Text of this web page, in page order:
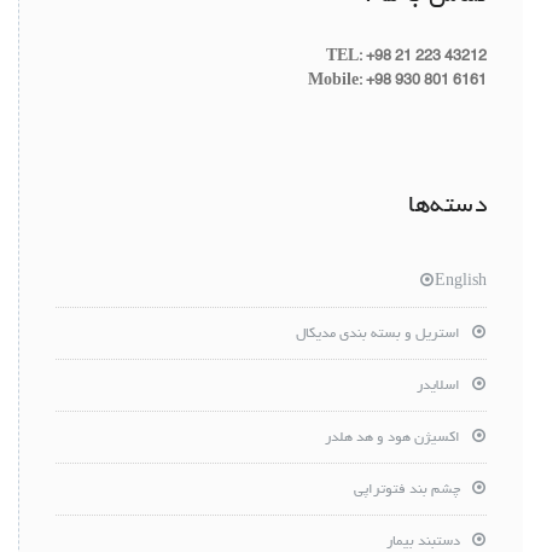
TEL: +98 21 223 43212
Mobile: +98 930 801 6161
دسته‌ها
English
استریل و بسته بندی مدیکال
اسلایدر
اکسیژن هود و هد هلدر
چشم بند فتوتراپی
دستبند بیمار